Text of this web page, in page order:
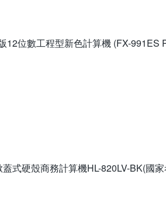
12位數工程型新色計算機 (FX-991ES
式硬殼商務計算機HL-820LV-BK(國